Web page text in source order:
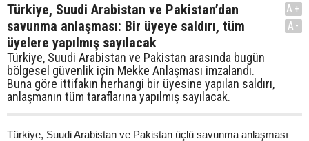
Türkiye, Suudi Arabistan ve Pakistan’dan
savunma anlaşması: Bir üyeye saldırı, tüm
üyelere yapılmış sayılacak
Türkiye, Suudi Arabistan ve Pakistan arasında bugün
bölgesel güvenlik için Mekke Anlaşması imzalandı.
Buna göre ittifakın herhangi bir üyesine yapılan saldırı,
anlaşmanın tüm taraflarına yapılmış sayılacak.
A+
A-
Türkiye, Suudi Arabistan ve Pakistan üçlü savunma anlaşması